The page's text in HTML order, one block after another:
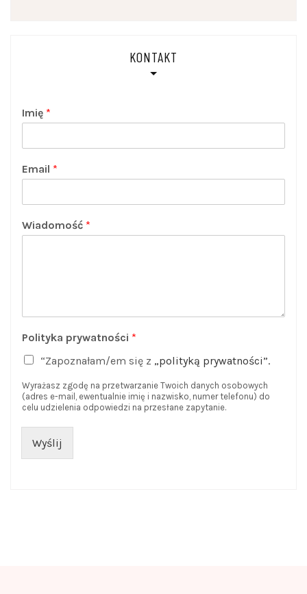
KONTAKT
Imię *
Email *
Wiadomość *
Polityka prywatności *
“Zapoznałam/em się z „polityką prywatności”.
Wyrażasz zgodę na przetwarzanie Twoich danych osobowych
(adres e-mail, ewentualnie imię i nazwisko, numer telefonu) do
celu udzielenia odpowiedzi na przesłane zapytanie.
Wyślij